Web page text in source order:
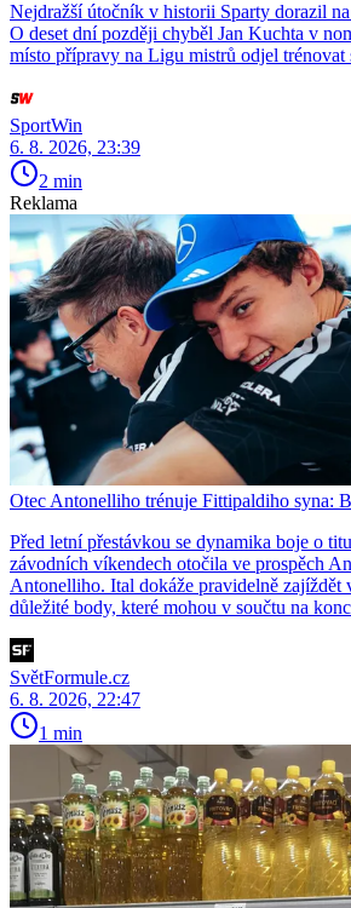
Nejdražší útočník v historii Sparty dorazil
O deset dní později chyběl Jan Kuchta v
místo přípravy na Ligu mistrů odjel trénovat
SportWin
6. 8. 2026, 23:39
2 min
Reklama
Otec Antonelliho trénuje Fittipaldiho syna:
Před letní přestávkou se dynamika boje o
závodních víkendech otočila ve prospěch
Antonelliho. Ital dokáže pravidelně zajíždět
důležité body, které mohou v součtu na
SvětFormule.cz
6. 8. 2026, 22:47
1 min